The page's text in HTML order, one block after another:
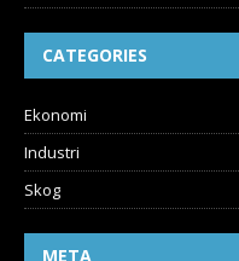
CATEGORIES
Ekonomi
Industri
Skog
META